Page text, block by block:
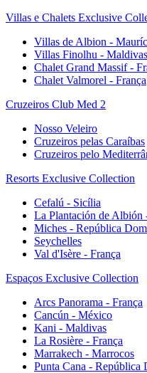
Villas e Chalets Exclusive
Villas de Albion -
Villas Finolhu - Maldivas
Chalet Grand Massif -
Chalet Valmorel - França
Cruzeiros Club Med 2
Nosso Veleiro
Cruzeiros pelas Caraíbas
Cruzeiros pelo
Resorts Exclusive Collection
Cefalú - Sicília
La Plantación de Albión
Miches - República
Seychelles
Val d'Isère - França
Espaços Exclusive Collection
Arcs Panorama - França
Cancún - México
Kani - Maldivas
La Rosière - França
Marrakech - Marrocos
Punta Cana - República